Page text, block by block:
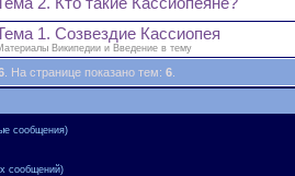
1. Созвездие Кассиопея
Википедии и Введение в тему
. На странице показано тем:6
сообщения)
сообщений)